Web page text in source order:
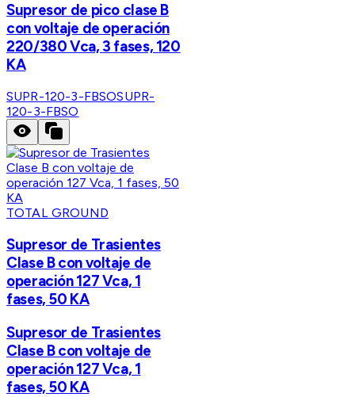
Supresor de pico clase B
con voltaje de operación
220/380 Vca, 3 fases, 120
KA
SUPR-120-3-FBSOSUPR-
120-3-FBSO
TOTAL GROUND
Supresor de Trasientes
Clase B con voltaje de
operación 127 Vca, 1
fases, 50 KA
Supresor de Trasientes
Clase B con voltaje de
operación 127 Vca, 1
fases, 50 KA